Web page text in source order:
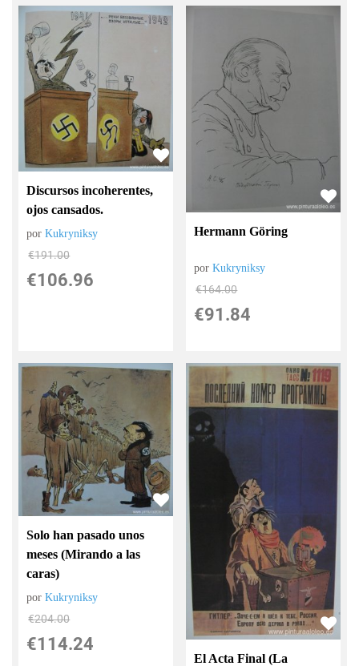
Discursos incoherentes,
ojos cansados.
porKukryniksy
€191.00
€106.96
Hermann Göring
porKukryniksy
€164.00
€91.84
Solo han pasado unos
meses (Mirando a las
caras)
porKukryniksy
€204.00
€114.24
El Acta Final (La